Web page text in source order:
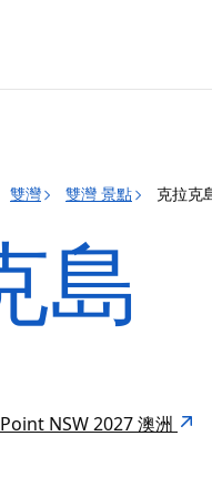
雙灣 雙灣 景點 克拉克
島
NSW 2027 澳洲